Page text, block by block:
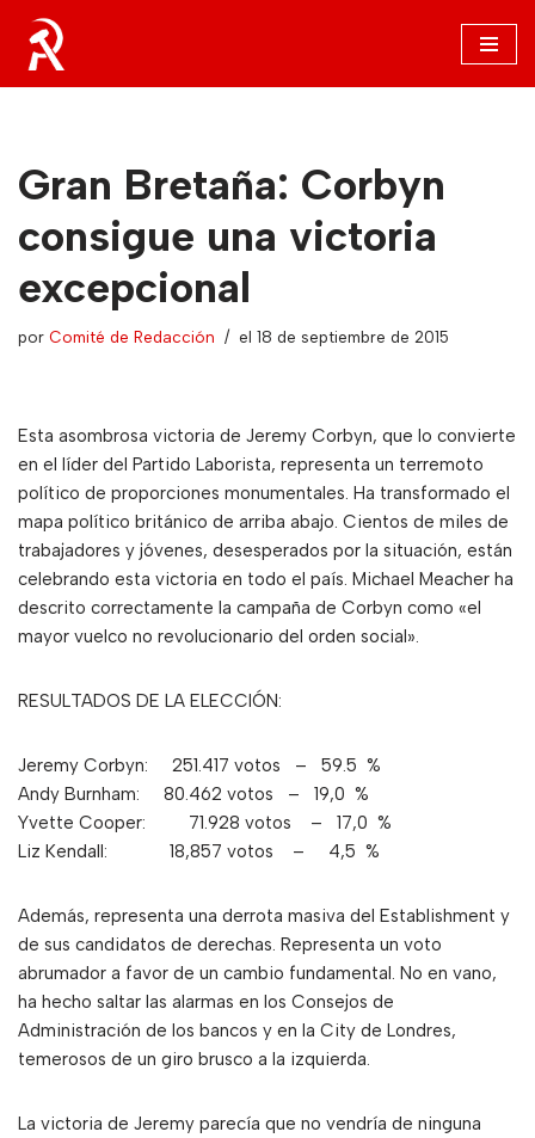
Saltar
al
Gran Bretaña: Corbyn
consigue una victoria
excepcional
por Comité de Redacción el 18 de septiembre de 2015
Esta asombrosa victoria de Jeremy Corbyn, que lo convierte
en el líder del Partido Laborista, representa un terremoto
político de proporciones monumentales. Ha transformado el
mapa político británico de arriba abajo. Cientos de miles de
trabajadores y jóvenes, desesperados por la situación, están
celebrando esta victoria en todo el país. Michael Meacher ha
descrito correctamente la campaña de Corbyn como «el
mayor vuelco no revolucionario del orden social».
RESULTADOS DE LA ELECCIÓN:
Jeremy Corbyn: 251.417 votos – 59.5 %
Andy Burnham: 80.462 votos – 19,0 %
Yvette Cooper: 71.928 votos – 17,0 %
Liz Kendall: 18,857 votos – 4,5 %
Además, representa una derrota masiva del Establishment y
de sus candidatos de derechas. Representa un voto
abrumador a favor de un cambio fundamental. No en vano,
ha hecho saltar las alarmas en los Consejos de
Administración de los bancos y en la City de Londres,
temerosos de un giro brusco a la izquierda.
La victoria de Jeremy parecía que no vendría de ninguna